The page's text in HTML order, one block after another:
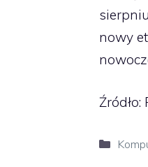
nowy
Źródło: